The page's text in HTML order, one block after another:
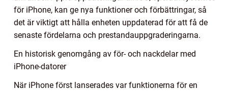
för iPhone, kan ge nya funktioner och förbättringar, så
det är viktigt att hålla enheten uppdaterad för att få de
senaste fördelarna och prestandauppgraderingarna.
En historisk genomgång av för- och nackdelar med
iPhone-datorer
När iPhone först lanserades var funktionerna för en